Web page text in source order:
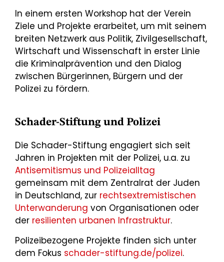
In einem ersten Workshop hat der Verein
Ziele und Projekte erarbeitet, um mit seinem
breiten Netzwerk aus Politik, Zivilgesellschaft,
Wirtschaft und Wissenschaft in erster Linie
die Kriminalprävention und den Dialog
zwischen Bürgerinnen, Bürgern und der
Polizei zu fördern.
Schader-Stiftung und Polizei
Die Schader-Stiftung engagiert sich seit
Jahren in Projekten mit der Polizei, u.a. zu
Antisemitismus und Polizeialltag
gemeinsam mit dem Zentralrat der Juden
in Deutschland, zur rechtsextremistischen
Unterwanderung von Organisationen oder
der resilienten urbanen Infrastruktur.
Polizeibezogene Projekte finden sich unter
dem Fokus schader-stiftung.de/polizei.